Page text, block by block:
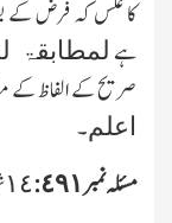
کا عکس کہ فرض کے
ہے لمطابقۃ
صریح کے الفاظ
اعلم۔
مسئلہ نمبر ٤٩١:
١٤شوال ١٣٢١ھ